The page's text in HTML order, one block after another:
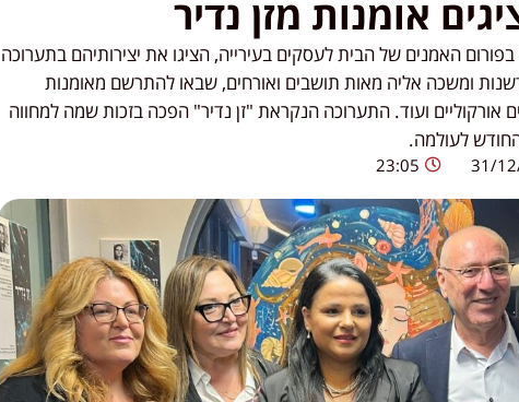
אומנות מזן נדיר
בפורום האמנים של הבית לעסקים בעירייה, הציגו את יצירותיהם בתערוכה
ומשכה אליה מאות תושבים ואורחים, שבאו להתרשם מאומנות
אורקוליים ועוד. התערוכה הנקראת "זן נדיר" הפכה בזכות שמה למחווה
לעולמה.
31/
23:05